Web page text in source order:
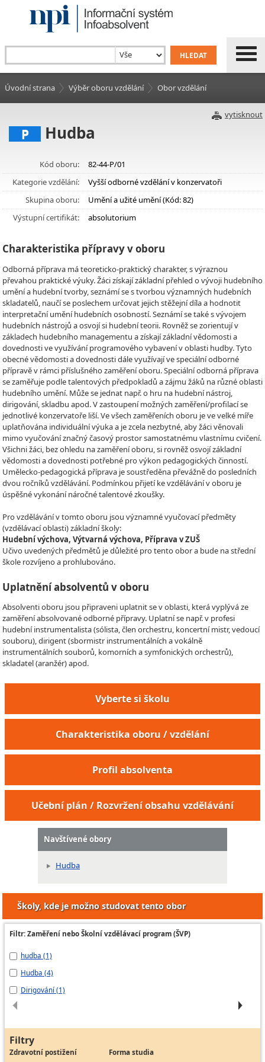
Úvodní strana Výběr oboru vzdělání Obor vzdělání
vytisknout
P Hudba
Kód oboru:
82-44-P/01
Kategorie vzdělání:
Vyšší odborné vzdělání v konzervatoři
Skupina oboru:
Umění a užité umění (Kód: 82)
Výstupní certifikát:
absolutorium
Charakteristika přípravy v oboru
Odborná příprava má teoreticko-praktický charakter, s výraznou
převahou praktické výuky. Žáci získají základní přehled o vývoji hudebního
umění a hudební tvorby, seznámí se s tvorbou významných hudebních
skladatelů, naučí se poslechem určovat jejich stěžejní díla a hodnotit
interpretační umění hudebních osobností. Seznámí se také s vývojem
hudebních nástrojů a osvojí si hudební teorii. Rovněž se zorientují v
základech hudebního managementu a získají základní vědomosti a
dovednosti ve využívání programového vybavení v oblasti hudby. Tyto
obecné vědomosti a dovednosti dále využívají ve speciální odborné
přípravě v rámci příslušného zaměření oboru. Speciální odborná příprava
se zaměřuje podle talentových předpokladů a zájmu žáků na různé oblasti
hudebního umění. Může se jednat např. o hru na hudební nástroj,
dirigování, skladbu apod. V zastoupení možných zaměření/profilací se
jednotlivé konzervatoře liší. Ve všech zaměřeních oboru je ve velké míře
uplatňována individuální výuka a je zcela nezbytné, aby žáci věnovali
mimo vyučování značný časový prostor samostatnému vlastnímu cvičení.
Všichni žáci, bez ohledu na zaměření oboru, si rovněž osvojí základní
vědomosti a dovednosti potřebné pro výkon pedagogických činností.
Umělecko-pedagogická příprava je soustředěna převážně do posledních
dvou ročníků vzdělávání. Podmínkou přijetí ke vzdělávání v oboru je
úspěšné vykonání náročné talentové zkoušky.
Pro vzdělávání v tomto oboru jsou významné vyučovací předměty
(vzdělávací oblasti) základní školy:
Hudební výchova, Výtvarná výchova, Příprava v ZUŠ
Učivo uvedených předmětů je důležité pro tento obor a bude na střední
škole rozvíjeno a prohlubováno.
Uplatnění absolventů v oboru
Absolventi oboru jsou připraveni uplatnit se v oblasti, která vyplývá ze
zaměření absolvované odborné přípravy. Uplatní se např. v profesi
hudební instrumentalista (sólista, člen orchestru, koncertní mistr, vedoucí
souboru), dirigent (sbormistr instrumentálních a vokálně
instrumentálních souborů, komorních a symfonických orchestrů),
skladatel (aranžér) apod.
Vyberte si školu
Charakteristika oboru / vzdělání
Profil absolventa
Učební plán / Rozvržení obsahu vzdělávání
Navštívené obory
Hudba
Školy, kde je možno studovat tento obor
Filtr: Zaměření nebo Školní vzdělávací program (ŠVP)
hudba (1)
Hudba (4)
Dirigování (1)
Filtry
Zdravotní postižení Forma studia